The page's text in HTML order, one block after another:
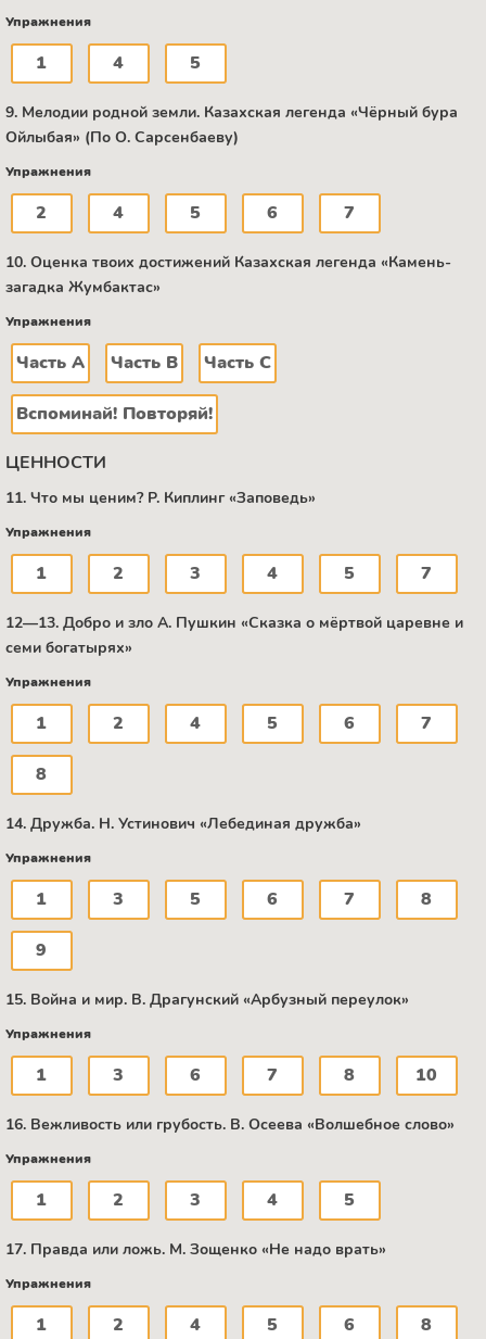
Упражнения
1 4 5
9. Мелодии родной земли. Казахская легенда «Чёрный бура
Ойлыбая» (По О. Сарсенбаеву)
Упражнения
2 4 5 6 7
10. Оценка твоих достижений Казахская легенда «Камень-
загадка Жумбактас»
Упражнения
Часть А Часть В Часть C
Вспоминай! Повторяй!
ЦЕННОСТИ
11. Что мы ценим? Р. Киплинг «Заповедь»
Упражнения
1 2 3 4 5 7
12—13. Добро и зло А. Пушкин «Сказка о мёртвой царевне и
семи богатырях»
Упражнения
1 2 4 5 6 7
8
14. Дружба. Н. Устинович «Лебединая дружба»
Упражнения
1 3 5 6 7 8
9
15. Война и мир. В. Драгунский «Арбузный переулок»
Упражнения
1 3 6 7 8 10
16. Вежливость или грубость. B. Осеева «Волшебное слово»
Упражнения
1 2 3 4 5
17. Правда или ложь. М. Зощенко «Не надо врать»
Упражнения
1 2 4 5 6 8